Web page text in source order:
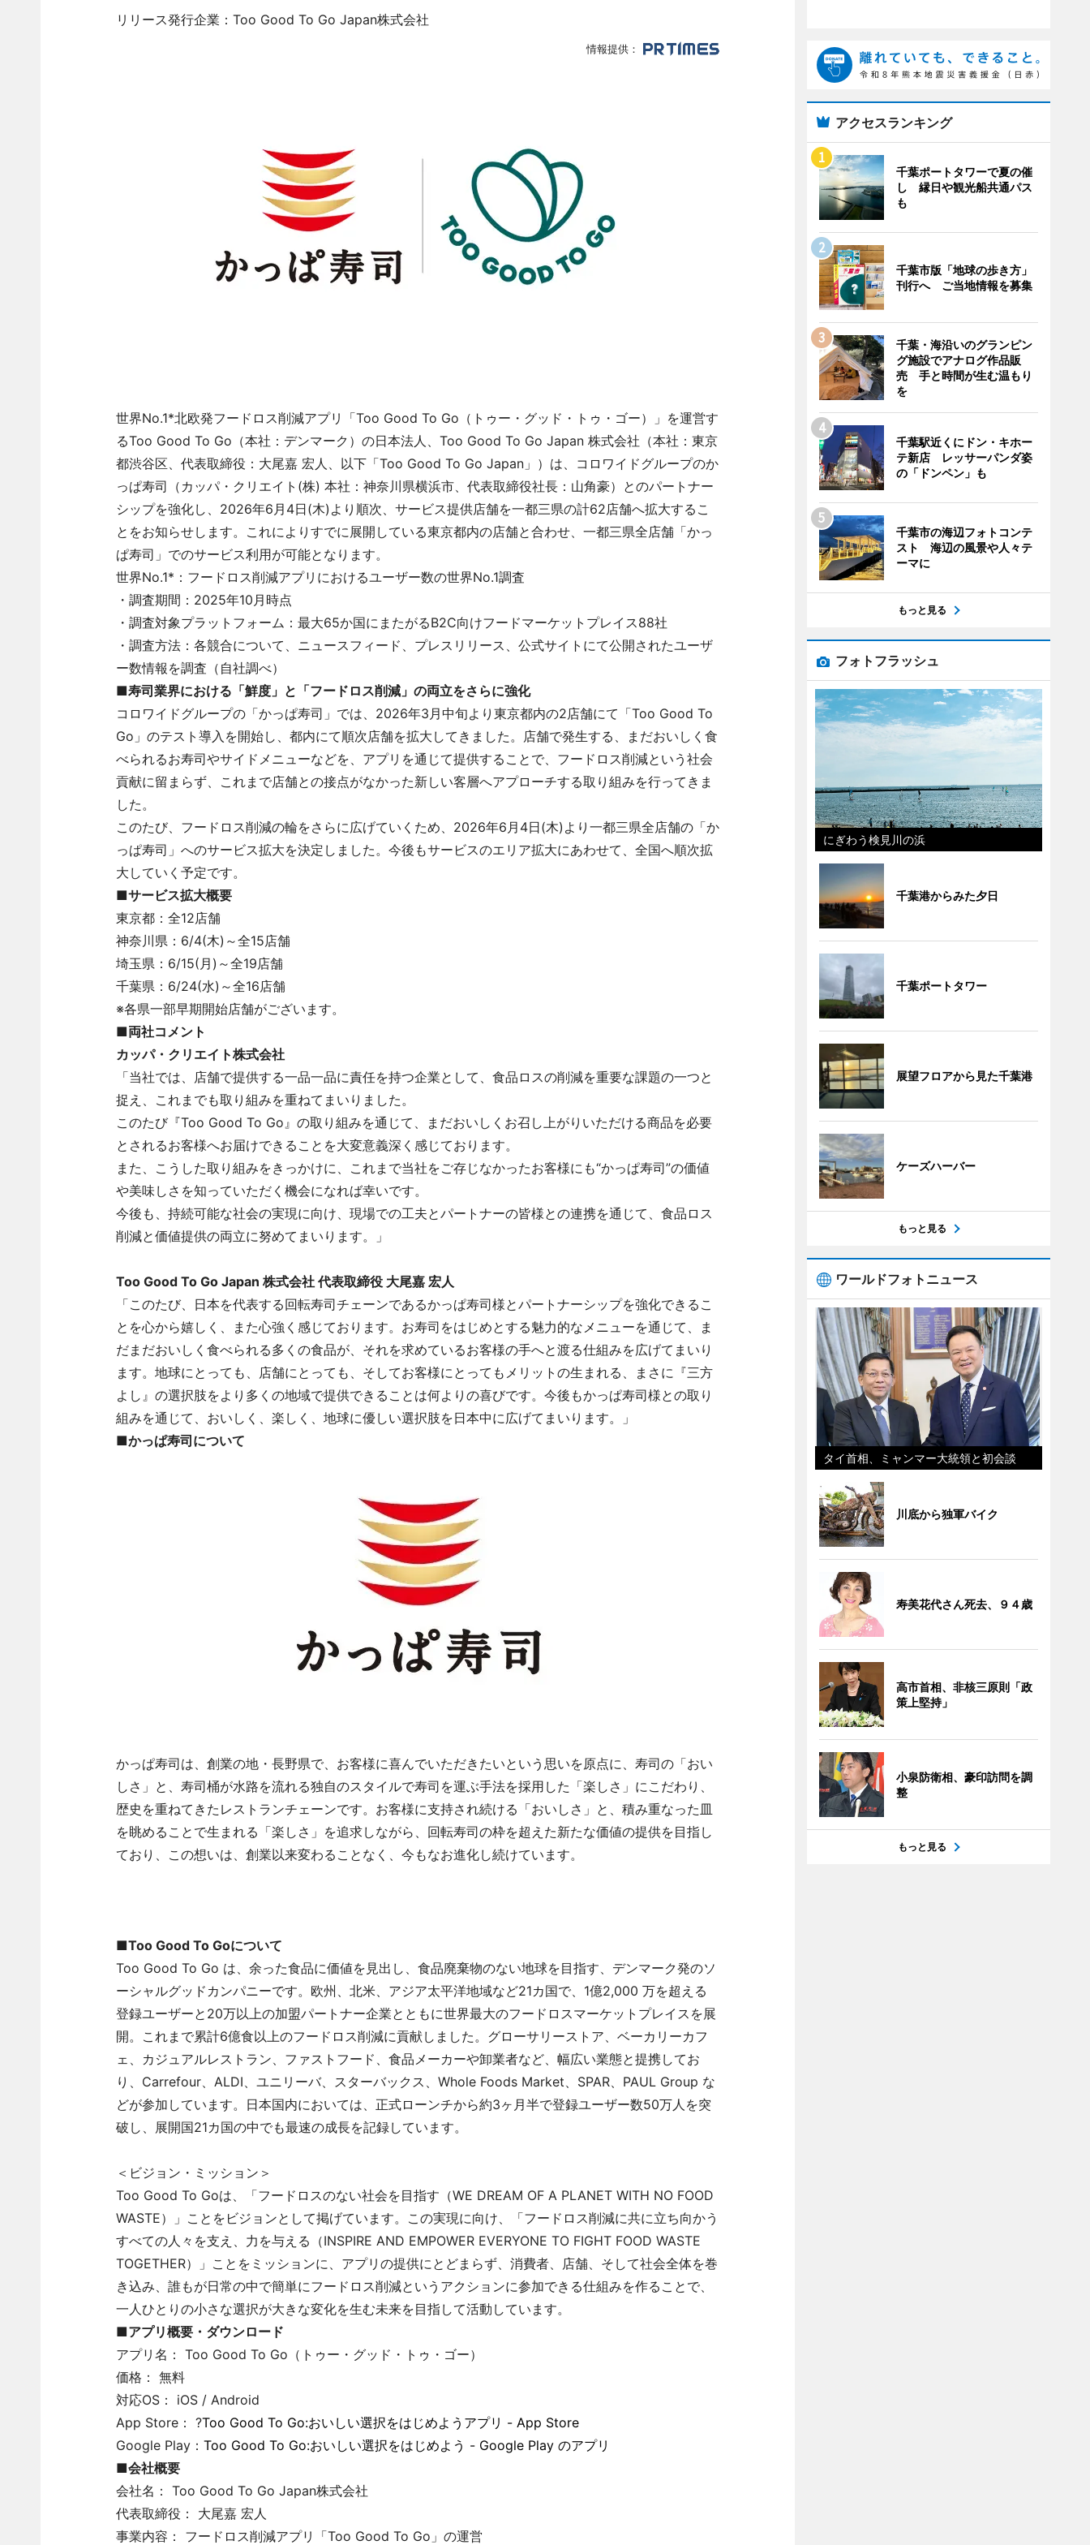
リリース発行企業：Too Good To Go Japan株式会社
情報提供：
世界No.1*北欧発フードロス削減アプリ「Too Good To Go（トゥー・グッド・トゥ・ゴー）」を運営す
るToo Good To Go（本社：デンマーク）の日本法人、Too Good To Go Japan 株式会社（本社：東京
都渋谷区、代表取締役：大尾嘉 宏人、以下「Too Good To Go Japan」）は、コロワイドグループのか
っぱ寿司（カッパ・クリエイト(株) 本社：神奈川県横浜市、代表取締役社長：山角豪）とのパートナー
シップを強化し、2026年6月4日(木)より順次、サービス提供店舗を一都三県の計62店舗へ拡大するこ
とをお知らせします。これによりすでに展開している東京都内の店舗と合わせ、一都三県全店舗「かっ
ぱ寿司」でのサービス利用が可能となります。
世界No.1*：フードロス削減アプリにおけるユーザー数の世界No.1調査
・調査期間：2025年10月時点
・調査対象プラットフォーム：最大65か国にまたがるB2C向けフードマーケットプレイス88社
・調査方法：各競合について、ニュースフィード、プレスリリース、公式サイトにて公開されたユーザ
ー数情報を調査（自社調べ）
■寿司業界における「鮮度」と「フードロス削減」の両立をさらに強化
コロワイドグループの「かっぱ寿司」では、2026年3月中旬より東京都内の2店舗にて「Too Good To
Go」のテスト導入を開始し、都内にて順次店舗を拡大してきました。店舗で発生する、まだおいしく食
べられるお寿司やサイドメニューなどを、アプリを通じて提供することで、フードロス削減という社会
貢献に留まらず、これまで店舗との接点がなかった新しい客層へアプローチする取り組みを行ってきま
した。
このたび、フードロス削減の輪をさらに広げていくため、2026年6月4日(木)より一都三県全店舗の「か
っぱ寿司」へのサービス拡大を決定しました。今後もサービスのエリア拡大にあわせて、全国へ順次拡
大していく予定です。
■サービス拡大概要
東京都：全12店舗
神奈川県：6/4(木)～全15店舗
埼玉県：6/15(月)～全19店舗
千葉県：6/24(水)～全16店舗
※各県一部早期開始店舗がございます。
■両社コメント
カッパ・クリエイト株式会社
「当社では、店舗で提供する一品一品に責任を持つ企業として、食品ロスの削減を重要な課題の一つと
捉え、これまでも取り組みを重ねてまいりました。
このたび『Too Good To Go』の取り組みを通じて、まだおいしくお召し上がりいただける商品を必要
とされるお客様へお届けできることを大変意義深く感じております。
また、こうした取り組みをきっかけに、これまで当社をご存じなかったお客様にも“かっぱ寿司”の価値
や美味しさを知っていただく機会になれば幸いです。
今後も、持続可能な社会の実現に向け、現場での工夫とパートナーの皆様との連携を通じて、食品ロス
削減と価値提供の両立に努めてまいります。」
Too Good To Go Japan 株式会社 代表取締役 大尾嘉 宏人
「このたび、日本を代表する回転寿司チェーンであるかっぱ寿司様とパートナーシップを強化できるこ
とを心から嬉しく、また心強く感じております。お寿司をはじめとする魅力的なメニューを通じて、ま
だまだおいしく食べられる多くの食品が、それを求めているお客様の手へと渡る仕組みを広げてまいり
ます。地球にとっても、店舗にとっても、そしてお客様にとってもメリットの生まれる、まさに『三方
よし』の選択肢をより多くの地域で提供できることは何よりの喜びです。今後もかっぱ寿司様との取り
組みを通じて、おいしく、楽しく、地球に優しい選択肢を日本中に広げてまいります。」
■かっぱ寿司について
かっぱ寿司は、創業の地・長野県で、お客様に喜んでいただきたいという思いを原点に、寿司の「おい
しさ」と、寿司桶が水路を流れる独自のスタイルで寿司を運ぶ手法を採用した「楽しさ」にこだわり、
歴史を重ねてきたレストランチェーンです。お客様に支持され続ける「おいしさ」と、積み重なった皿
を眺めることで生まれる「楽しさ」を追求しながら、回転寿司の枠を超えた新たな価値の提供を目指し
ており、この想いは、創業以来変わることなく、今もなお進化し続けています。
■Too Good To Goについて
Too Good To Go は、余った食品に価値を見出し、食品廃棄物のない地球を目指す、デンマーク発のソ
ーシャルグッドカンパニーです。欧州、北米、アジア太平洋地域など21カ国で、1億2,000 万を超える
登録ユーザーと20万以上の加盟パートナー企業とともに世界最大のフードロスマーケットプレイスを展
開。これまで累計6億食以上のフードロス削減に貢献しました。グローサリーストア、ベーカリーカフ
ェ、カジュアルレストラン、ファストフード、食品メーカーや卸業者など、幅広い業態と提携してお
り、Carrefour、ALDI、ユニリーバ、スターバックス、Whole Foods Market、SPAR、PAUL Group な
どが参加しています。日本国内においては、正式ローンチから約3ヶ月半で登録ユーザー数50万人を突
破し、展開国21カ国の中でも最速の成長を記録しています。
＜ビジョン・ミッション＞
Too Good To Goは、「フードロスのない社会を目指す（WE DREAM OF A PLANET WITH NO FOOD
WASTE）」ことをビジョンとして掲げています。この実現に向け、「フードロス削減に共に立ち向かう
すべての人々を支え、力を与える（INSPIRE AND EMPOWER EVERYONE TO FIGHT FOOD WASTE
TOGETHER）」ことをミッションに、アプリの提供にとどまらず、消費者、店舗、そして社会全体を巻
き込み、誰もが日常の中で簡単にフードロス削減というアクションに参加できる仕組みを作ることで、
一人ひとりの小さな選択が大きな変化を生む未来を目指して活動しています。
■アプリ概要・ダウンロード
アプリ名： Too Good To Go（トゥー・グッド・トゥ・ゴー）
価格： 無料
対応OS： iOS / Android
App Store： ?Too Good To Go:おいしい選択をはじめようアプリ - App Store
Google Play： Too Good To Go:おいしい選択をはじめよう - Google Play のアプリ
■会社概要
会社名： Too Good To Go Japan株式会社
代表取締役： 大尾嘉 宏人
事業内容： フードロス削減アプリ「Too Good To Go」の運営
アクセスランキング
千葉ポートタワーで夏の催
し 縁日や観光船共通パス
も
千葉市版「地球の歩き方」
刊行へ ご当地情報を募集
千葉・海沿いのグランピン
グ施設でアナログ作品販
売 手と時間が生む温もり
を
千葉駅近くにドン・キホー
テ新店 レッサーパンダ姿
の「ドンペン」も
千葉市の海辺フォトコンテ
スト 海辺の風景や人々テ
ーマに
もっと見る
フォトフラッシュ
にぎわう検見川の浜
千葉港からみた夕日
千葉ポートタワー
展望フロアから見た千葉港
ケーズハーバー
もっと見る
ワールドフォトニュース
タイ首相、ミャンマー大統領と初会談
川底から独軍バイク
寿美花代さん死去、９４歳
高市首相、非核三原則「政
策上堅持」
小泉防衛相、豪印訪問を調
整
もっと見る